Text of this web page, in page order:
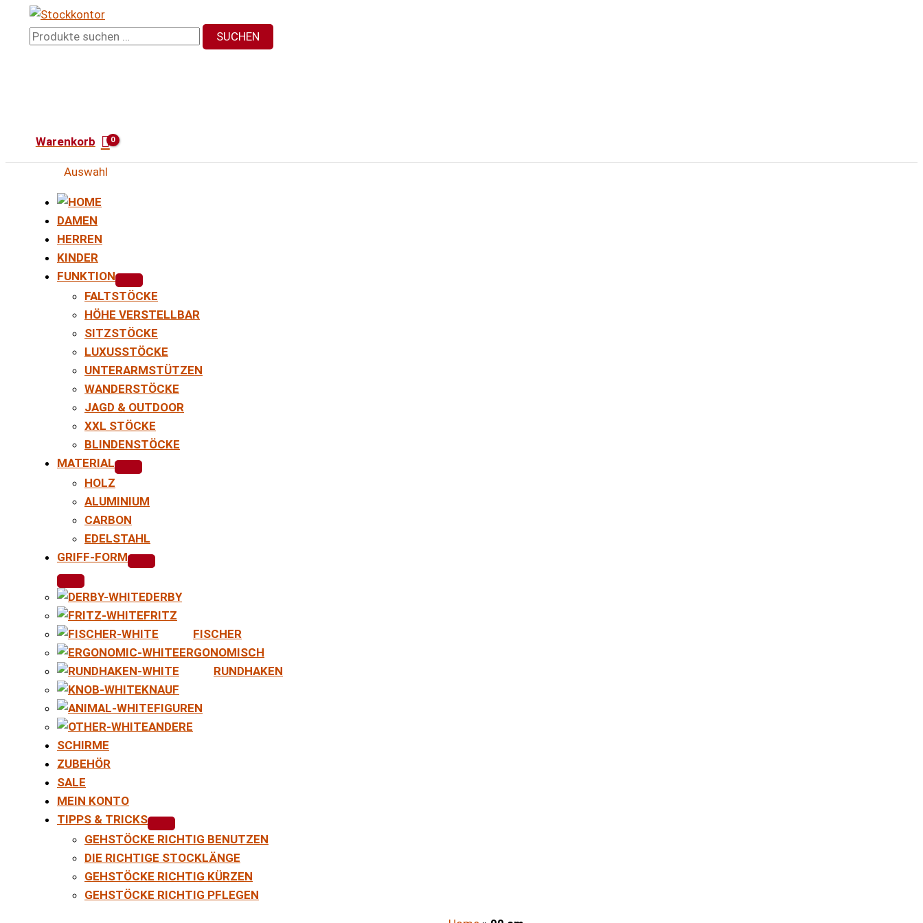
InhaltSuchen
SUCHEN
Warenkorb
Auswahl
DAMEN
HERREN
KINDER
FUNKTION
FALTSTÖCKE
HÖHE VERSTELLBAR
SITZSTÖCKE
LUXUSSTÖCKE
UNTERARMSTÜTZEN
WANDERSTÖCKE
JAGD & OUTDOOR
XXL STÖCKE
BLINDENSTÖCKE
MATERIAL
HOLZ
ALUMINIUM
CARBON
EDELSTAHL
GRIFF-FORM
DERBY
FRITZ
FISCHER
ERGONOMISCH
RUNDHAKEN
KNAUF
FIGUREN
ANDERE
SCHIRME
ZUBEHÖR
SALE
MEIN KONTO
TIPPS & TRICKS
GEHSTÖCKE RICHTIG BENUTZEN
DIE RICHTIGE STOCKLÄNGE
GEHSTÖCKE RICHTIG KÜRZEN
GEHSTÖCKE RICHTIG PFLEGEN